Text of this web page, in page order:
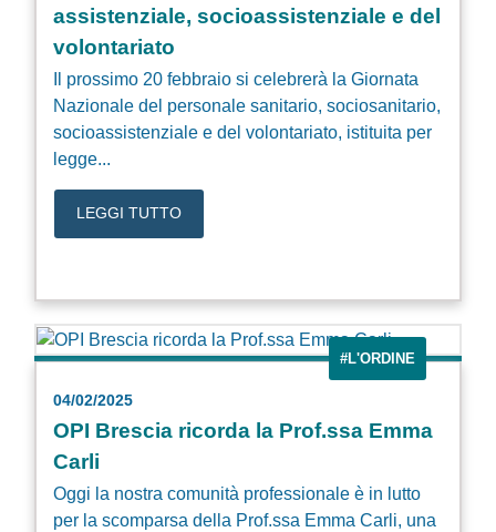
assistenziale, socioassistenziale e del
volontariato
Il prossimo 20 febbraio si celebrerà la Giornata
Nazionale del personale sanitario, sociosanitario,
socioassistenziale e del volontariato, istituita per
legge...
LEGGI TUTTO
#L'ORDINE
04/02/2025
OPI Brescia ricorda la Prof.ssa Emma
Carli
Oggi la nostra comunità professionale è in lutto
per la scomparsa della Prof.ssa Emma Carli, una